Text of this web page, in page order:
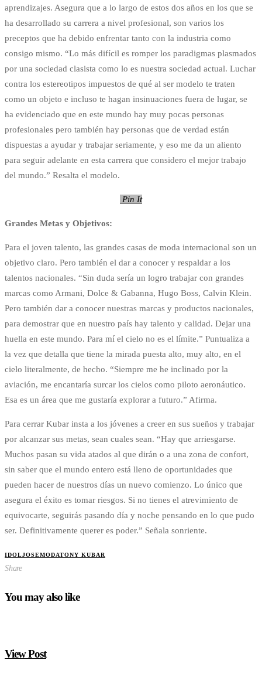
aprendizajes. Asegura que a lo largo de estos dos años en los que se
ha desarrollado su carrera a nivel profesional, son varios los
preceptos que ha debido enfrentar tanto con la industria como
consigo mismo. “Lo más difícil es romper los paradigmas plasmados
por una sociedad clasista como lo es nuestra sociedad actual. Luchar
contra los estereotipos impuestos de qué al ser modelo te traten
como un objeto e incluso te hagan insinuaciones fuera de lugar, se
ha evidenciado que en este mundo hay muy pocas personas
profesionales pero también hay personas que de verdad están
dispuestas a ayudar y trabajar seriamente, y eso me da un aliento
para seguir adelante en esta carrera que considero el mejor trabajo
del mundo.” Resalta el modelo.
Pin It
Grandes Metas y Objetivos:
Para el joven talento, las grandes casas de moda internacional son un
objetivo claro. Pero también el dar a conocer y respaldar a los
talentos nacionales. “Sin duda sería un logro trabajar con grandes
marcas como Armani, Dolce & Gabanna, Hugo Boss, Calvin Klein.
Pero también dar a conocer nuestras marcas y productos nacionales,
para demostrar que en nuestro país hay talento y calidad. Dejar una
huella en este mundo. Para mí el cielo no es el límite.” Puntualiza a
la vez que detalla que tiene la mirada puesta alto, muy alto, en el
cielo literalmente, de hecho. “Siempre me he inclinado por la
aviación, me encantaría surcar los cielos como piloto aeronáutico.
Esa es un área que me gustaría explorar a futuro.” Afirma.
Para cerrar Kubar insta a los jóvenes a creer en sus sueños y trabajar
por alcanzar sus metas, sean cuales sean. “Hay que arriesgarse.
Muchos pasan su vida atados al que dirán o a una zona de confort,
sin saber que el mundo entero está lleno de oportunidades que
pueden hacer de nuestros días un nuevo comienzo. Lo único que
asegura el éxito es tomar riesgos. Si no tienes el atrevimiento de
equivocarte, seguirás pasando día y noche pensando en lo que pudo
ser. Definitivamente querer es poder.” Señala sonriente.
IDOLJOSEMODATONY KUBAR
Share
You may also like
View Post